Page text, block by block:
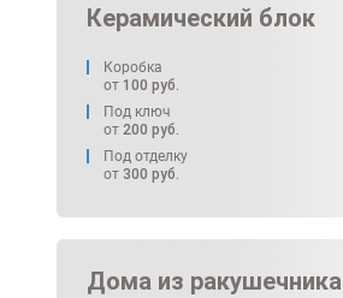
Керамический блок
Коробка
от 100 руб.
Под ключ
от 200 руб.
Под отделку
от 300 руб.
Дома из ракушечника